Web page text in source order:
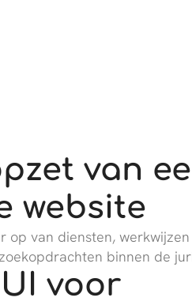
van
website
op van diensten, werkwijzen
binnen de
voor